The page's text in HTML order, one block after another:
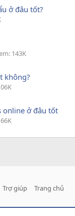
ở đâu tốt?
143K
không?
online ở đâu tốt
Trợ giúp Trang chủ